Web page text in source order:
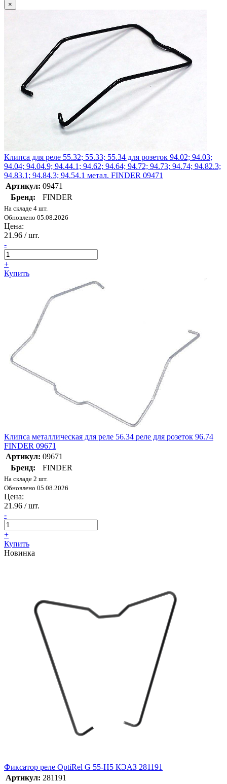
×
Клипса для реле 55.32; 55.33; 55.34 для розеток 94.02; 94.03;
94.04; 94.04.9; 94.44.1; 94.62; 94.64; 94.72; 94.73; 94.74; 94.82.3;
94.83.1; 94.84.3; 94.54.1 метал. FINDER 09471
Артикул: 09471
Бренд:
FINDER
На складе 4 шт.
Обновлено 05.08.2026
Цена:
21.96 / шт.
-
+
Купить
Клипса металлическая для реле 56.34 реле для розеток 96.74
FINDER 09671
Артикул: 09671
Бренд:
FINDER
На складе 2 шт.
Обновлено 05.08.2026
Цена:
21.96 / шт.
-
+
Купить
Новинка
Фиксатор реле OptiRel G 55-H5 КЭАЗ 281191
Артикул: 281191